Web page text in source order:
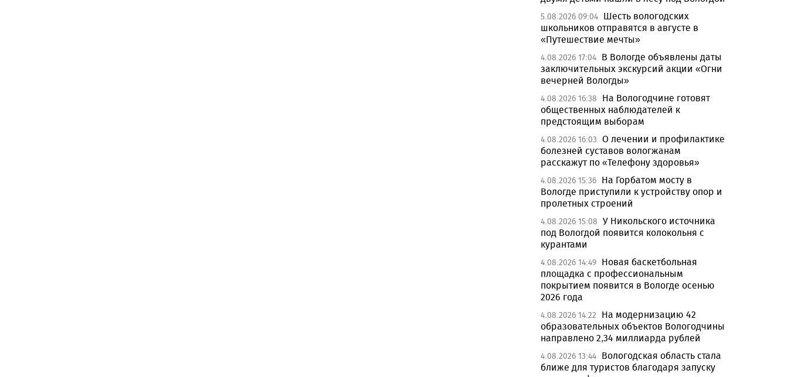
5.08.2026 09:04 Шесть вологодских
школьников отправятся в августе в
«Путешествие мечты»
4.08.2026 17:04 В Вологде объявлены даты
заключительных экскурсий акции «Огни
вечерней Вологды»
4.08.2026 16:38
На Вологодчине готовят
общественных наблюдателей к
предстоящим выборам
4.08.2026 16:03 О лечении и профилактике
болезней суставов вологжанам
расскажут по «Телефону здоровья»
4.08.2026 15:36 На Горбатом мосту в
Вологде приступили к устройству опор и
пролетных строений
4.08.2026 15:08 У Никольского источника
под Вологдой появится колокольня с
курантами
4.08.2026 14:49 Новая баскетбольная
площадка с профессиональным
покрытием появится в Вологде осенью
2026 года
4.08.2026 14:22
На модернизацию 42
образовательных объектов Вологодчины
направлено 2,34 миллиарда рублей
4.08.2026 13:44 Вологодская область стала
ближе для туристов благодаря запуску